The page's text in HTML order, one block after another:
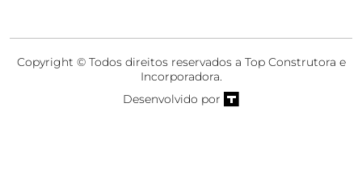
Copyright © Todos direitos reservados a Top Construtora e
Incorporadora.
Desenvolvido por